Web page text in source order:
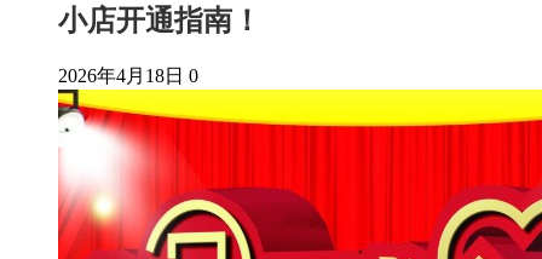
小店开通指南！
2026年4月18日 0